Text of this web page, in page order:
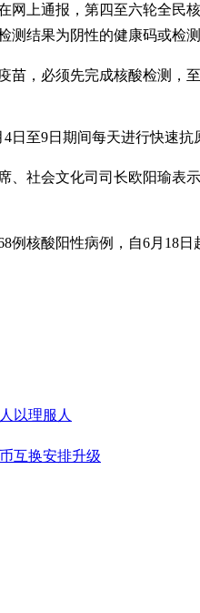
网上通报，第四至六轮全民
测结果为阴性的健康码或检
苗，必须先完成核酸检测，
日至9日期间每天进行快速抗
、社会文化司司长欧阳瑜表
例核酸阳性病例，自6月18
以理服人
互换安排升级